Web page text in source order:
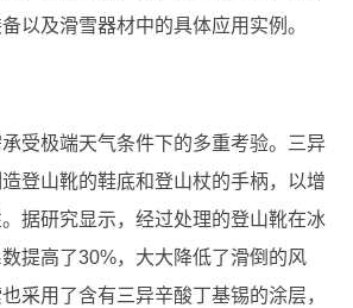
以及滑雪器材中的具体应用实例。
受极端天气条件下的多重考验。三异
登山靴的鞋底和登山杖的手柄，以增
据研究显示，经过处理的登山靴在冰
提高了30%，大大降低了滑倒的风
采用了含有三异辛酸丁基锡的涂层，